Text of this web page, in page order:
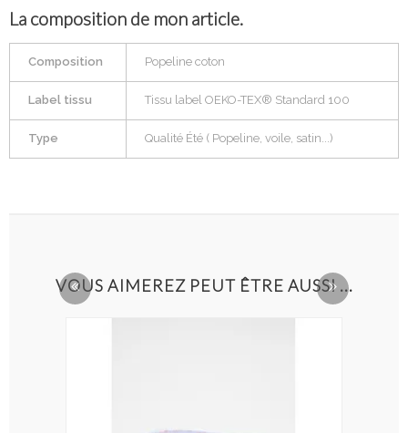
La composition de mon article.
Composition Popeline coton
Label tissu Tissu label OEKO-TEX® Standard 100
Type Qualité Été ( Popeline, voile, satin...)
VOUS AIMEREZ PEUT ÊTRE AUSSI ...